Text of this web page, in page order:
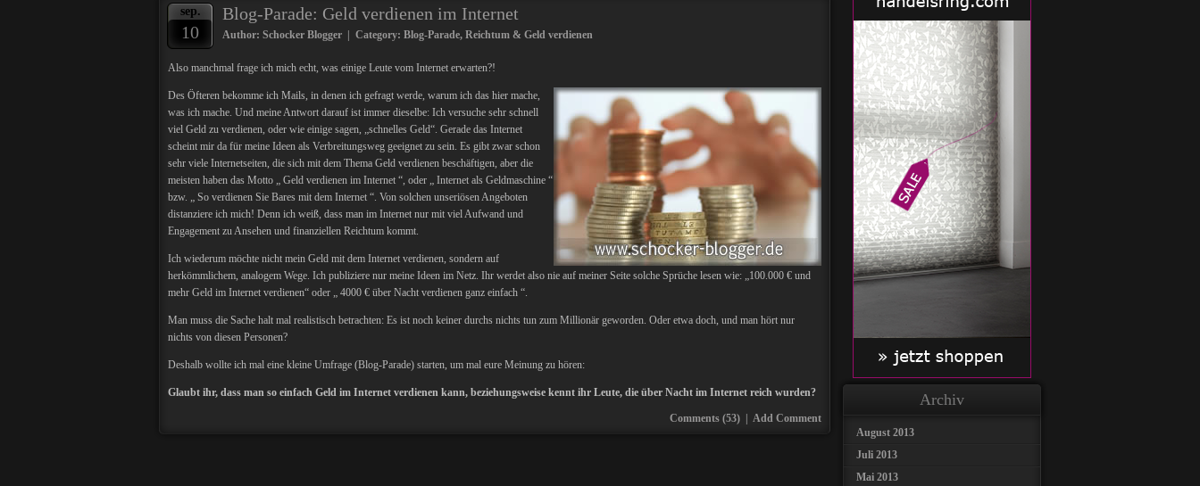
sep.
10
Blog-Parade: Geld verdienen im Internet
Author: Schocker Blogger | Category: Blog-Parade, Reichtum & Geld verdienen
Also manchmal frage ich mich echt, was einige Leute vom Internet erwarten?!
Des Öfteren bekomme ich Mails, in denen ich gefragt werde, warum ich das hier mache,
was ich mache. Und meine Antwort darauf ist immer dieselbe: Ich versuche sehr schnell
viel Geld zu verdienen, oder wie einige sagen, „schnelles Geld“. Gerade das Internet
scheint mir da für meine Ideen als Verbreitungsweg geeignet zu sein. Es gibt zwar schon
sehr viele Internetseiten, die sich mit dem Thema Geld verdienen beschäftigen, aber die
meisten haben das Motto „ Geld verdienen im Internet “, oder „ Internet als Geldmaschine “
bzw. „ So verdienen Sie Bares mit dem Internet “. Von solchen unseriösen Angeboten
distanziere ich mich! Denn ich weiß, dass man im Internet nur mit viel Aufwand und
Engagement zu Ansehen und finanziellen Reichtum kommt.
Ich wiederum möchte nicht mein Geld mit dem Internet verdienen, sondern auf
herkömmlichem, analogem Wege. Ich publiziere nur meine Ideen im Netz. Ihr werdet also nie auf meiner Seite solche Sprüche lesen wie: „100.000 € und
mehr Geld im Internet verdienen“ oder „ 4000 € über Nacht verdienen ganz einfach “.
Man muss die Sache halt mal realistisch betrachten: Es ist noch keiner durchs nichts tun zum Millionär geworden. Oder etwa doch, und man hört nur
nichts von diesen Personen?
Deshalb wollte ich mal eine kleine Umfrage (Blog-Parade) starten, um mal eure Meinung zu hören:
Glaubt ihr, dass man so einfach Geld im Internet verdienen kann, beziehungsweise kennt ihr Leute, die über Nacht im Internet reich wurden?
Comments (53) Add Comment
Archiv
August 2013
Juli 2013
Mai 2013